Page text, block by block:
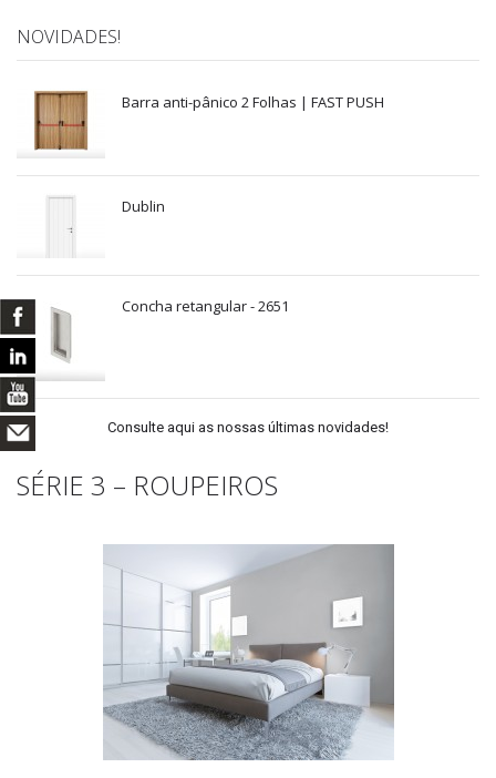
NOVIDADES!
Barra anti-pânico 2 Folhas | FAST PUSH
Dublin
Concha retangular - 2651
Consulte aqui as nossas últimas novidades!
SÉRIE 3 – ROUPEIROS